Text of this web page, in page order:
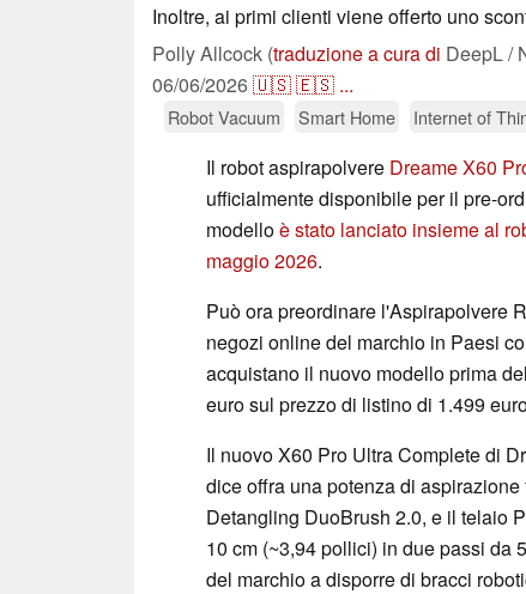
Inoltre, ai primi clienti viene offerto uno
Polly Allcock (traduzione a cura di DeepL /
06/06/2026🇺🇸🇪🇸 ...
Robot Vacuum Smart Home Internet of
Il robot aspirapolvere Dreame X60
ufficialmente disponibile per il pre-
modelloè stato lanciato insieme al
maggio 2026.
Può ora preordinare l'Aspirapolvere
negozi online del marchio in Paesi
acquistano il nuovo modello prima
euro sul prezzo di listino di 1.499
Il nuovo X60 Pro Ultra Complete di
dice offra una potenza di
Detangling DuoBrush 2.0, e il telaio
10 cm (~3,94 pollici) in due passi da
del marchio a disporre di bracci